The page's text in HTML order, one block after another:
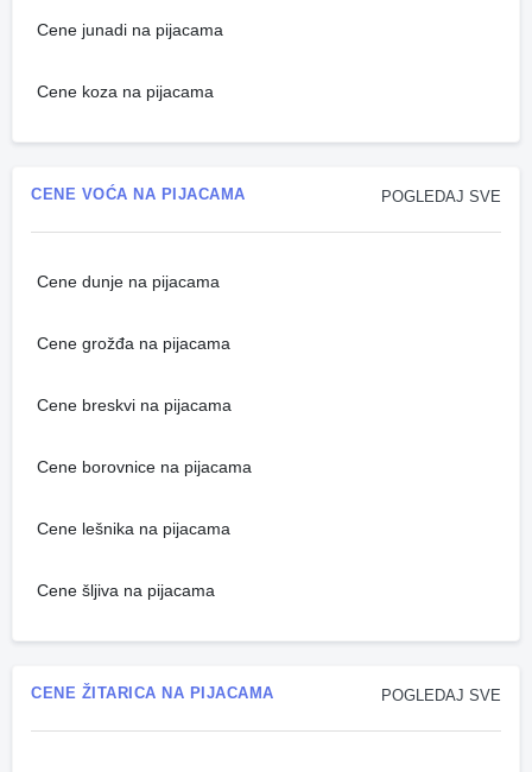
Cene junadi na pijacama
Cene koza na pijacama
POGLEDAJ SVE
CENE VOĆA NA PIJACAMA
Cene dunje na pijacama
Cene grožđa na pijacama
Cene breskvi na pijacama
Cene borovnice na pijacama
Cene lešnika na pijacama
Cene šljiva na pijacama
POGLEDAJ SVE
CENE ŽITARICA NA PIJACAMA